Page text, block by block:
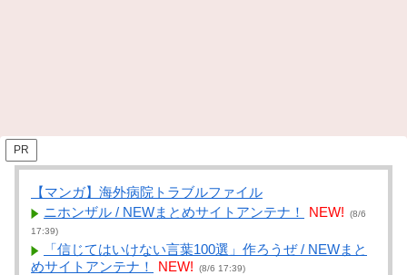
PR
【マンガ】海外病院トラブルファイル
ニホンザル / NEWまとめサイトアンテナ！
NEW!
(8/6
17:39)
「信じてはいけない言葉100選」作ろうぜ / NEWまと
めサイトアンテナ！
NEW! (8/6 17:39)